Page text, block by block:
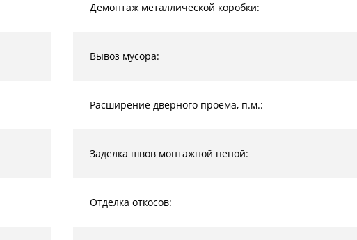
Демонтаж металлической коробки:
Вывоз мусора:
Расширение дверного проема, п.м.:
Заделка швов монтажной пеной:
Отделка откосов: